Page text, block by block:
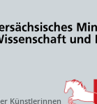
Künstlerinnen